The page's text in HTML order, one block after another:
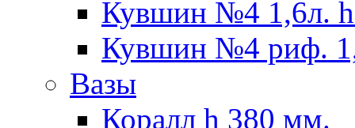
Кувшин №4 1,6л.
Кувшин №4 риф.
Вазы
Коралл h 380 мм.